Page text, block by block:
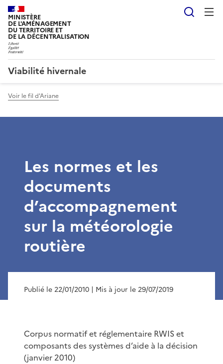
MINISTÈRE
DE L'AMÉNAGEMENT
DU TERRITOIRE ET
DE LA DÉCENTRALISATION
Viabilité hivernale
Voir le fil d'Ariane
Les normes et les
documents
d’accompagnement
sur la météorologie
routière
Publié le 22/01/2010 | Mis à jour le 29/07/2019
Corpus normatif et réglementaire RWIS et
composants des systèmes d’aide à la décision
(janvier 2010)